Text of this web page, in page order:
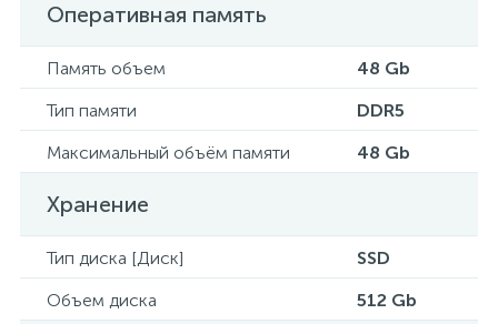
Оперативная память
Память объем
48 Gb
Тип памяти
DDR5
Максимальный объём памяти
48 Gb
Хранение
Тип диска [Диск]
SSD
Объем диска
512 Gb